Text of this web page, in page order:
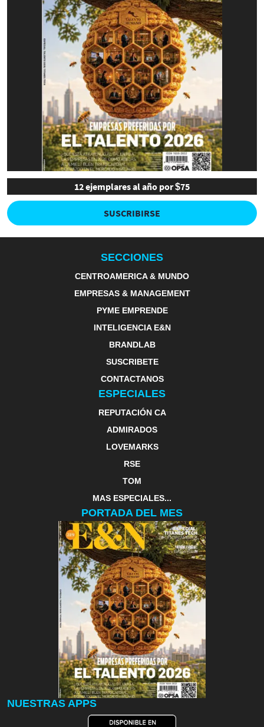
12 ejemplares al año por $75
SUSCRIBIRSE
SECCIONES
CENTROAMERICA & MUNDO
EMPRESAS & MANAGEMENT
PYME EMPRENDE
INTELIGENCIA E&N
BRANDLAB
SUSCRIBETE
CONTACTANOS
ESPECIALES
REPUTACIÓN CA
ADMIRADOS
LOVEMARKS
RSE
TOM
MAS ESPECIALES...
PORTADA DEL MES
NUESTRAS APPS